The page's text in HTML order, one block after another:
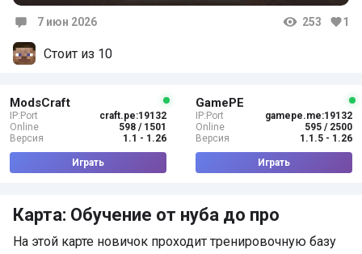
7 июн 2026 253 1
Стоит из 10
ModsCraft
IP:Port
craft.pe:19132
Online
598 / 1501
Версия
1.1 - 1.26
Играть
GamePE
IP:Port
gamepe.me:19132
Online
595 / 2500
Версия
1.1.5 - 1.26
Играть
Карта: Обучение от нуба до про
На этой карте новичок проходит тренировочную базу